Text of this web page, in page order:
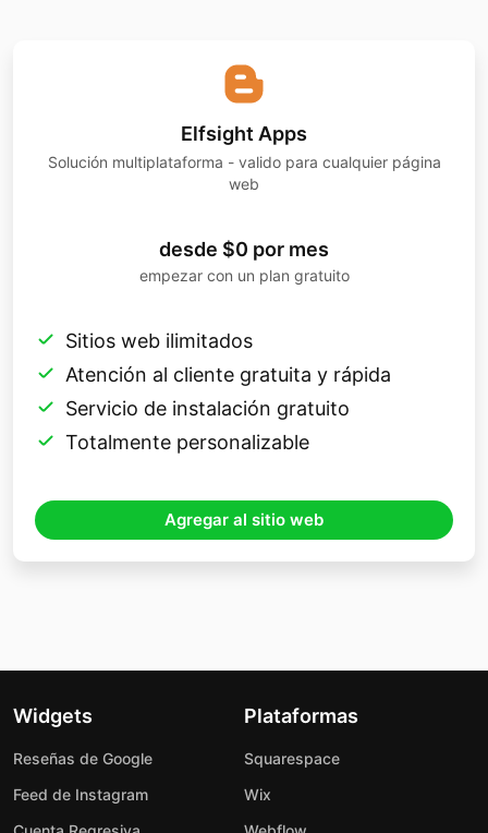
Después de configurar tu Instagram
Feed de forma gratuita, simplemente
copia el código de inserción generado y
pégalo en el HTML de tu sitio donde
Elfsight Apps
Solución multiplataforma - valido para cualquier página
web
desde $0 por mes
empezar con un plan gratuito
Sitios web ilimitados
Atención al cliente gratuita y rápida
Servicio de instalación gratuito
Totalmente personalizable
Agregar al sitio web
Widgets
Reseñas de Google
Feed de Instagram
Plataformas
Squarespace
Wix